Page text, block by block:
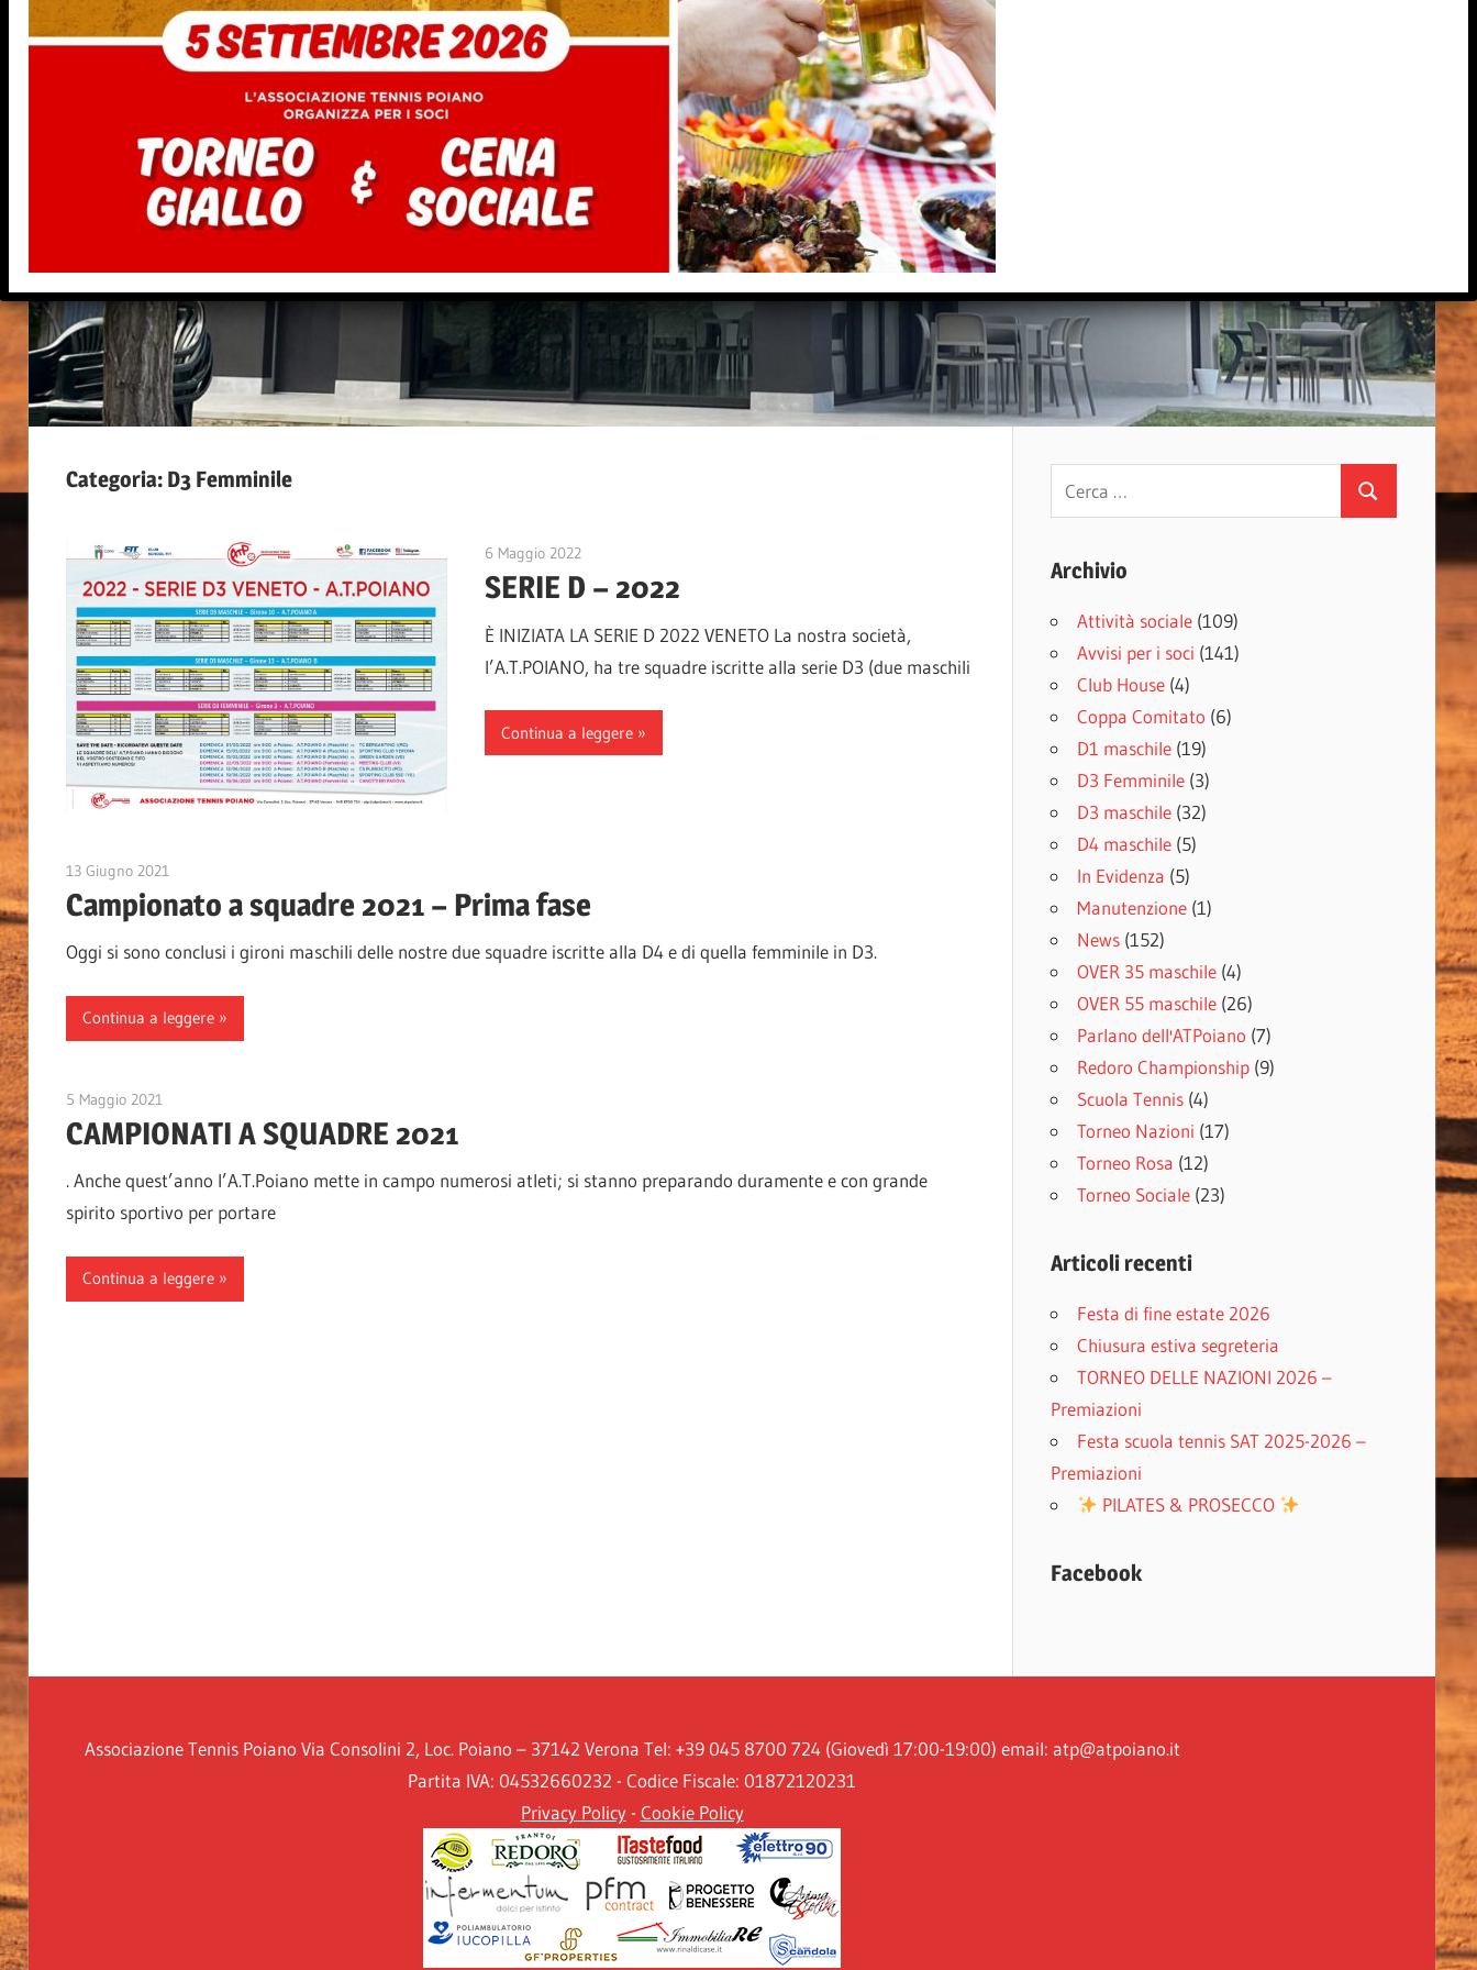
Categoria: D3 Femminile
6 Maggio 2022
SERIE D – 2022
È INIZIATA LA SERIE D 2022 VENETO La nostra società,
l’A.T.POIANO, ha tre squadre iscritte alla serie D3 (due maschili
Continua a leggere
13 Giugno 2021A.T.Poiano
Campionato a squadre 2021 – Prima fase
Oggi si sono conclusi i gironi maschili delle nostre due squadre iscritte alla D4 e di quella femminile in D3.
Continua a leggere
5 Maggio 2021A.T.Poiano
CAMPIONATI A SQUADRE 2021
. Anche quest’anno l’A.T.Poiano mette in campo numerosi atleti; si stanno preparando duramente e con grande
spirito sportivo per portare
Continua a leggere
Ricerca
per:
Cerca
Archivio
Attività sociale(109)
Avvisi per i soci (141)
Club House(4)
Coppa Comitato (6)
D1 maschile(19)
D3 Femminile(3)
D3 maschile(32)
D4 maschile(5)
In Evidenza (5)
Manutenzione(1)
News(152)
OVER 35 maschile(4)
OVER 55 maschile(26)
Parlano dell'ATPoiano (7)
Redoro Championship(9)
Scuola Tennis(4)
Torneo Nazioni (17)
Torneo Rosa (12)
Torneo Sociale(23)
Articoli recenti
Festa di fine estate 2026
Chiusura estiva segreteria
TORNEO DELLE NAZIONI 2026 –
Premiazioni
Festa scuola tennis SAT 2025-2026 –
Premiazioni
PILATES & PROSECCO
Facebook
Associazione Tennis Poiano Via Consolini 2, Loc. Poiano – 37142 Verona Tel: +39 045 8700 724 (Giovedì 17:00-19:00) email: atp@atpoiano.it
Partita IVA: 04532660232 - Codice Fiscale: 01872120231
Privacy Policy- Cookie Policy